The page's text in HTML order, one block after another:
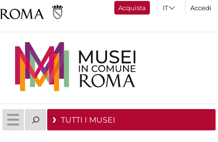
Acquista Accedi
TUTTI I MUSEI